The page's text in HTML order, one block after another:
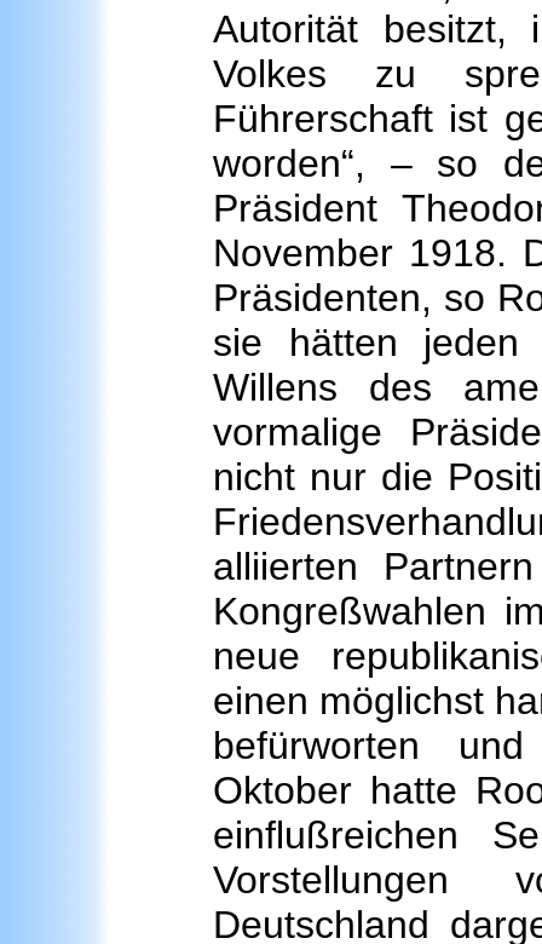
Autorität besitzt,
Volkes zu
Führerschaft ist
worden“, – so
Präsident
November 1918.
Präsidenten, so
sie hätten jeden
Willens des
vormalige
nicht nur die
alliierten
Kongreßwahlen
neue
einen möglichst
befürworten
Oktober hatte
einflußreichen
Vorstellungen
Deutschland